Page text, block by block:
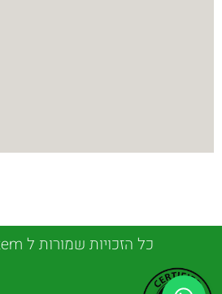
כל הזכויות שמורות ל Green System